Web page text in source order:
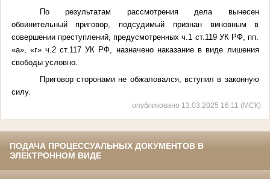
По результатам рассмотрения дела вынесен
обвинительный приговор, подсудимый признан виновным в
совершении преступлений, предусмотренных ч.1 ст.119 УК РФ, пп.
«а», «г» ч.2 ст.117 УК РФ, назначено наказание в виде лишения
свободы условно.
Приговор сторонами не обжаловался, вступил в законную
силу.
опубликовано 13.03.2025 16:11 (МСК)
ПОДАЧА ПРОЦЕССУАЛЬНЫХ ДОКУМЕНТОВ В
ЭЛЕКТРОННОМ ВИДЕ